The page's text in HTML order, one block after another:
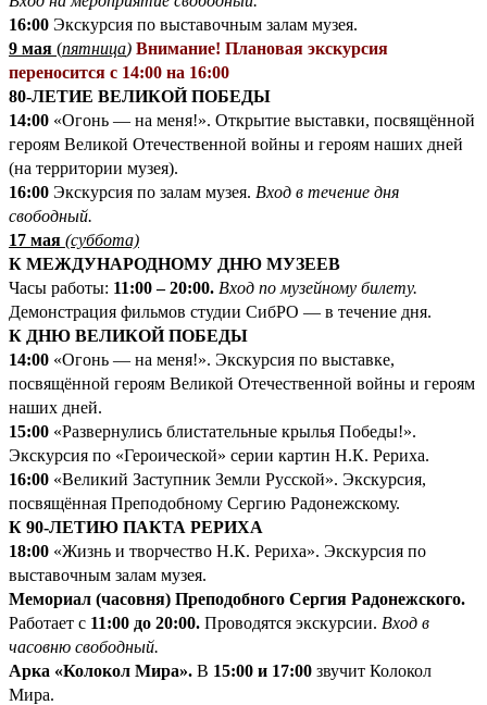
16:00 Экскурсия по выставочным залам музея.
9 мая (пятница) Внимание! Плановая экскурсия
переносится с 14:00 на 16:00
80-ЛЕТИЕ ВЕЛИКОЙ ПОБЕДЫ
14:00 «Огонь — на меня!». Открытие выставки, посвящённой
героям Великой Отечественной войны и героям наших дней
(на территории музея).
16:00 Экскурсия по залам музея. Вход в течение дня
свободный.
17 мая (суббота)
К МЕЖДУНАРОДНОМУ ДНЮ МУЗЕЕВ
Часы работы: 11:00 – 20:00. Вход по музейному билету.
Демонстрация фильмов студии СибРО — в течение дня.
К ДНЮ ВЕЛИКОЙ ПОБЕДЫ
14:00 «Огонь — на меня!». Экскурсия по выставке,
посвящённой героям Великой Отечественной войны и героям
наших дней.
15:00 «Развернулись блистательные крылья Победы!».
Экскурсия по «Героической» серии картин Н.К. Рериха.
16:00 «Великий Заступник Земли Русской». Экскурсия,
посвящённая Преподобному Сергию Радонежскому.
К 90-ЛЕТИЮ ПАКТА РЕРИХА
18:00 «Жизнь и творчество Н.К. Рериха». Экскурсия по
выставочным залам музея.
Мемориал (часовня) Преподобного Сергия Радонежского.
Работает с 11:00 до 20:00. Проводятся экскурсии. Вход в
часовню свободный.
Арка «Колокол Мира». В 15:00 и 17:00 звучит Колокол
Мира.